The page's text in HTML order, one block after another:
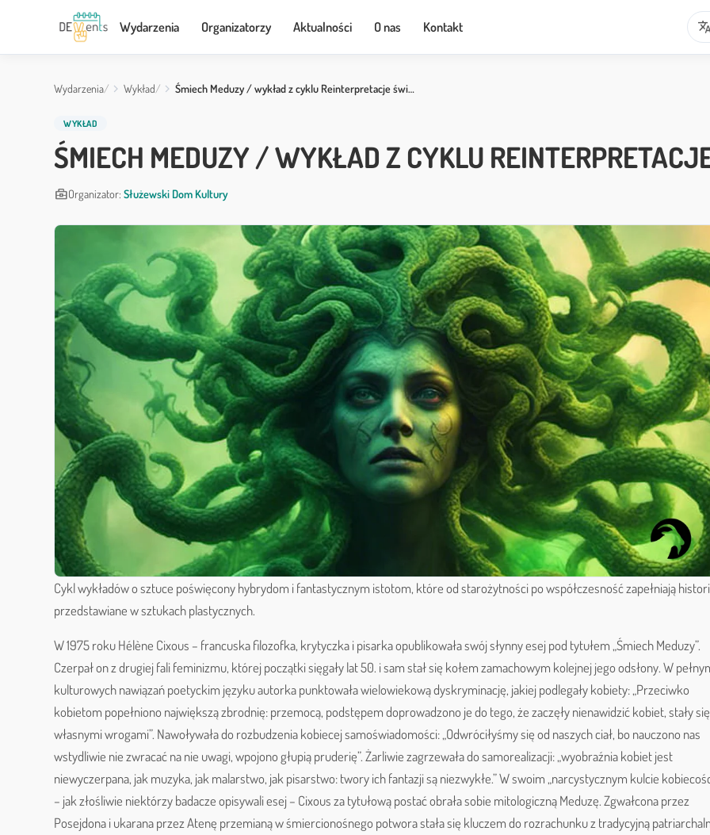
Wydarzenia Organizatorzy Aktualności O nas Kontakt translate
Wydarzenia Wykład Śmiech Meduzy / wykład z cyklu Reinterpretacje świ…
WYKŁAD
ŚMIECH MEDUZY / WYKŁAD Z CYKLU
business_centerOrganizator: Służewski Dom Kultury
Cykl wykładów o sztuce poświęcony hybrydom i fantastycznym istotom, które od starożytności po współczesność zapełniają
przedstawiane w sztukach plastycznych.
W 1975 roku Hélène Cixous – francuska filozofka, krytyczka i pisarka opublikowała swój słynny esej pod tytułem „Śmiech Meduzy”.
Czerpał on z drugiej fali feminizmu, której początki sięgały lat 50. i sam stał się kołem zamachowym kolejnej jego odsłony. W
kulturowych nawiązań poetyckim języku autorka punktowała wielowiekową dyskryminację, jakiej podlegały kobiety: „Przeciwko
kobietom popełniono największą zbrodnię: przemocą, podstępem doprowadzono je do tego, że zaczęły nienawidzić kobiet, stały się
własnymi wrogami”. Nawoływała do rozbudzenia kobiecej samoświadomości: „Odwróciłyśmy się od naszych ciał, bo nauczono nas
wstydliwie nie zwracać na nie uwagi, wpojono głupią pruderię”. Żarliwie zagrzewała do samorealizacji: „wyobraźnia kobiet jest
niewyczerpana, jak muzyka, jak malarstwo, jak pisarstwo: twory ich fantazji są niezwykłe.” W swoim „narcystycznym kulcie
– jak złośliwie niektórzy badacze opisywali esej – Cixous za tytułową postać obrała sobie mitologiczną Meduzę. Zgwałcona przez
Posejdona i ukarana przez Atenę przemianą w śmiercionośnego potwora stała się kluczem do rozrachunku z tradycyjną